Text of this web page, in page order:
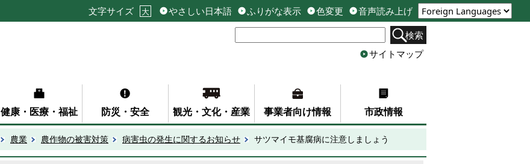
文字サイズ 大 やさしい日本語 ふりがな表示 色変更
音声読み上げ
検索
サイトマップ
健康・医療・福祉 防災・安全 観光・文化・産業 事業者向け情報 市政情報
農業 農作物の被害対策 病害虫の発生に関するお知らせ サツマイモ基腐病に注意しましょう